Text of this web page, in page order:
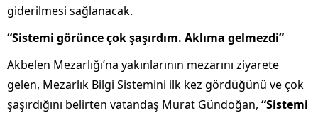
giderilmesi sağlanacak.
“Sistemi görünce çok şaşırdım. Aklıma gelmezdi”
Akbelen Mezarlığı’na yakınlarının mezarını ziyarete
gelen, Mezarlık Bilgi Sistemini ilk kez gördüğünü ve çok
şaşırdığını belirten vatandaş Murat Gündoğan, “Sistemi